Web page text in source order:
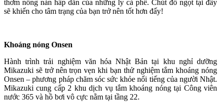
thơm nồng nàn hấp dẫn của những ly cà phê. Chút đồ ngọt tại đây
sẽ khiến cho tâm trạng của bạn trở nên tốt hơn đấy!
Khoáng nóng Onsen
Hành trình trải nghiệm văn hóa Nhật Bản tại khu nghỉ dưỡng
Mikazuki sẽ trở nên trọn vẹn khi bạn thử nghiệm tắm khoáng nóng
Onsen – phương pháp chăm sóc sức khỏe nổi tiếng của người Nhật.
Mikazuki cung cấp 2 khu dịch vụ tắm khoáng nóng tại Công viên
nước 365 và hồ bơi vô cực nằm tại tầng 22.